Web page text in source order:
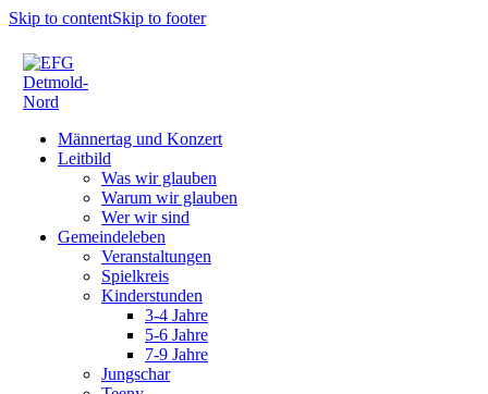
Skip to contentSkip to footer
Männertag und Konzert
Leitbild
Was wir glauben
Warum wir glauben
Wer wir sind
Gemeindeleben
Veranstaltungen
Spielkreis
Kinderstunden
3-4 Jahre
5-6 Jahre
7-9 Jahre
Jungschar